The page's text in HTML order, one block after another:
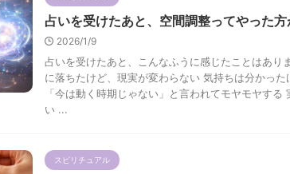
占いを受けたあと、空間調整ってやった方
2026/1/9
占いを受けたあと、こんなふうに感じたことはあり
に落ちたけど、現実が変わらない 気持ちは分かった
「今は動く時期じゃない」と言われてモヤモヤする
い ...
スピリチュアル